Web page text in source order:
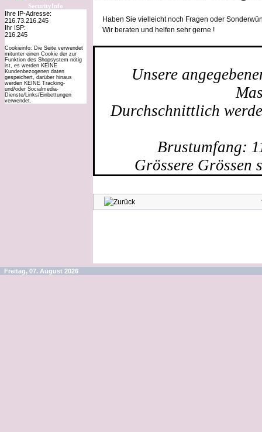
SecurityInfo
Ihre IP-Adresse:
216.73.216.245
Ihr ISP:
216.245
Cookieinfo: Die Seite verwendet
mitunter einen Cookie der zur
Funktion des Shopsystem nötig
ist, es werden KEINE
Kundenbezogenen daten
gespeichert, darüber hinaus
werden KEINE Tracking-
und/oder Socialmedia-
Dienste/Links/Einbettungen
verwendet.
Haben Sie vielleicht noch Fragen oder
Wir beraten und helfen sehr gerne !
Unsere
Durchschnittlich
Brustumfang:
Grössere Grössen
Freitag, 07. August 2026